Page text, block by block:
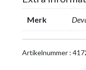
Audio
over
IP
Merk
Artikelnummer :